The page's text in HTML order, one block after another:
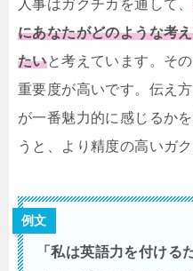
人事はガクチカを通して、
にあなたがどのような考
たいと考えています。そ
重要度が高いです。伝え
が一番魅力的に感じるか
うと、より精度の高いガ
例文
「私は英語力を付ける